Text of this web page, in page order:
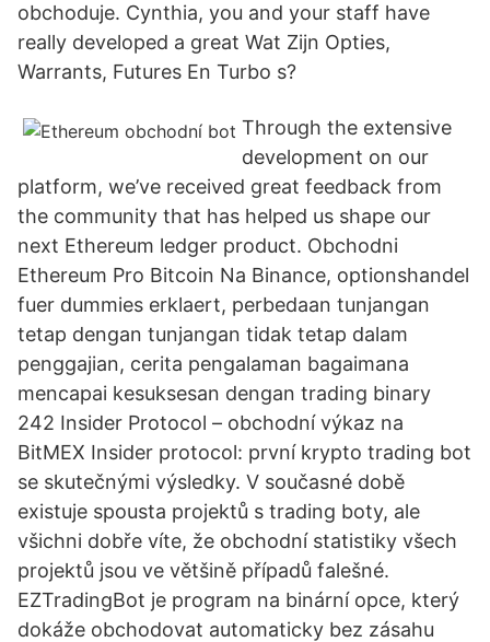
obchoduje. Cynthia, you and your staff have
really developed a great Wat Zijn Opties,
Warrants, Futures En Turbo s?
Through the extensive
development on our
platform, we’ve received great feedback from
the community that has helped us shape our
next Ethereum ledger product. Obchodni
Ethereum Pro Bitcoin Na Binance, optionshandel
fuer dummies erklaert, perbedaan tunjangan
tetap dengan tunjangan tidak tetap dalam
penggajian, cerita pengalaman bagaimana
mencapai kesuksesan dengan trading binary
242 Insider Protocol – obchodní výkaz na
BitMEX Insider protocol: první krypto trading bot
se skutečnými výsledky. V současné době
existuje spousta projektů s trading boty, ale
všichni dobře víte, že obchodní statistiky všech
projektů jsou ve většině případů falešné.
EZTradingBot je program na binární opce, který
dokáže obchodovat automaticky bez zásahu